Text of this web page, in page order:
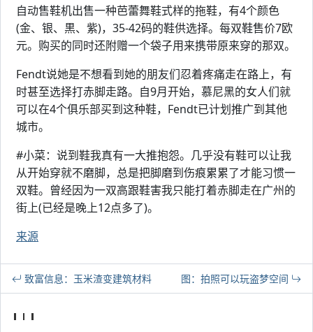
自动售鞋机出售一种芭蕾舞鞋式样的拖鞋，有4个颜色
(金、银、黒、紫)，35-42码的鞋供选择。每双鞋售价7欧
元。购买的同时还附赠一个袋子用来携带原来穿的那双。
Fendt说她是不想看到她的朋友们忍着疼痛走在路上，有
时甚至选择打赤脚走路。自9月开始，慕尼黑的女人们就
可以在4个俱乐部买到这种鞋，Fendt已计划推广到其他
城市。
#小菜：说到鞋我真有一大推抱怨。几乎没有鞋可以让我
从开始穿就不磨脚，总是把脚磨到伤痕累累了才能习惯一
双鞋。曾经因为一双高跟鞋害我只能打着赤脚走在广州的
街上(已经是晚上12点多了)。
来源
致富信息：玉米渣变建筑材料 图：拍照可以玩盗梦空间